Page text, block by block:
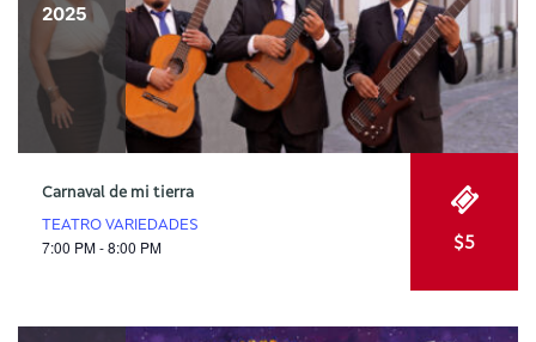
2025
Carnaval de mi tierra
TEATRO VARIEDADES
7:00 PM - 8:00 PM $5